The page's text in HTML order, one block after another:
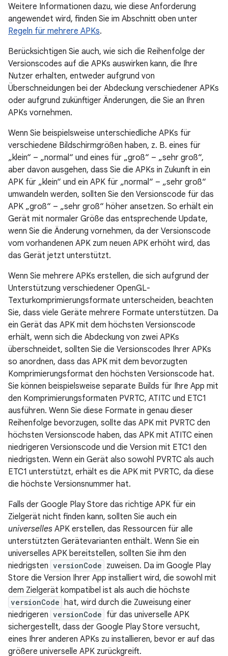
Weitere Informationen dazu, wie diese Anforderung
angewendet wird, finden Sie im Abschnitt oben unter
Regeln für mehrere APKs.
Berücksichtigen Sie auch, wie sich die Reihenfolge der
Versionscodes auf die APKs auswirken kann, die Ihre
Nutzer erhalten, entweder aufgrund von
Überschneidungen bei der Abdeckung verschiedener APKs
oder aufgrund zukünftiger Änderungen, die Sie an Ihren
APKs vornehmen.
Wenn Sie beispielsweise unterschiedliche APKs für
verschiedene Bildschirmgrößen haben, z. B. eines für
„klein“ – „normal“ und eines für „groß“ – „sehr groß“,
aber davon ausgehen, dass Sie die APKs in Zukunft in ein
APK für „klein“ und ein APK für „normal“ – „sehr groß“
umwandeln werden, sollten Sie den Versionscode für das
APK „groß“ – „sehr groß“ höher ansetzen. So erhält ein
Gerät mit normaler Größe das entsprechende Update,
wenn Sie die Änderung vornehmen, da der Versionscode
vom vorhandenen APK zum neuen APK erhöht wird, das
das Gerät jetzt unterstützt.
Wenn Sie mehrere APKs erstellen, die sich aufgrund der
Unterstützung verschiedener OpenGL-
Texturkomprimierungsformate unterscheiden, beachten
Sie, dass viele Geräte mehrere Formate unterstützen. Da
ein Gerät das APK mit dem höchsten Versionscode
erhält, wenn sich die Abdeckung von zwei APKs
überschneidet, sollten Sie die Versionscodes Ihrer APKs
so anordnen, dass das APK mit dem bevorzugten
Komprimierungsformat den höchsten Versionscode hat.
Sie können beispielsweise separate Builds für Ihre App mit
den Komprimierungsformaten PVRTC, ATITC und ETC1
ausführen. Wenn Sie diese Formate in genau dieser
Reihenfolge bevorzugen, sollte das APK mit PVRTC den
höchsten Versionscode haben, das APK mit ATITC einen
niedrigeren Versionscode und die Version mit ETC1 den
niedrigsten. Wenn ein Gerät also sowohl PVRTC als auch
ETC1 unterstützt, erhält es die APK mit PVRTC, da diese
die höchste Versionsnummer hat.
Falls der Google Play Store das richtige APK für ein
Zielgerät nicht finden kann, sollten Sie auch ein
universelles APK erstellen, das Ressourcen für alle
unterstützten Gerätevarianten enthält. Wenn Sie ein
universelles APK bereitstellen, sollten Sie ihm den
niedrigsten versionCode zuweisen. Da im Google Play
Store die Version Ihrer App installiert wird, die sowohl mit
dem Zielgerät kompatibel ist als auch die höchste
versionCode hat, wird durch die Zuweisung einer
niedrigeren versionCode für das universelle APK
sichergestellt, dass der Google Play Store versucht,
eines Ihrer anderen APKs zu installieren, bevor er auf das
größere universelle APK zurückgreift.